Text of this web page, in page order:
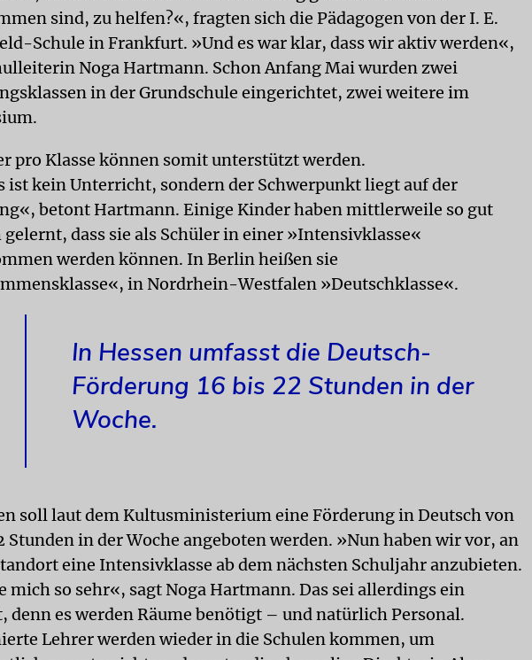
sind, zu helfen?«, fragten sich die Pädagogen von der I. E.
Schule in Frankfurt. »Und es war klar, dass wir aktiv werden«,
Noga Hartmann. Schon Anfang Mai wurden zwei
in der Grundschule eingerichtet, zwei weitere im
pro Klasse können somit unterstützt werden.
ist kein Unterricht, sondern der Schwerpunkt liegt auf der
betont Hartmann. Einige Kinder haben mittlerweile so gut
gelernt, dass sie als Schüler in einer »Intensivklasse«
werden können. In Berlin heißen sie
in Nordrhein-Westfalen »Deutschklasse«.
In Hessen umfasst die Deutsch-
Förderung 16 bis 22 Stunden in der
Woche.
soll laut dem Kultusministerium eine Förderung in Deutsch von
Stunden in der Woche angeboten werden. »Nun haben wir vor, an
eine Intensivklasse ab dem nächsten Schuljahr anzubieten.
mich so sehr«, sagt Noga Hartmann. Das sei allerdings ein
denn es werden Räume benötigt – und natürlich Personal.
Lehrer werden wieder in die Schulen kommen, um